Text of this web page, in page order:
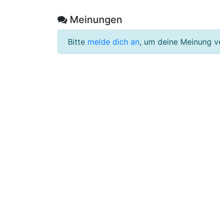
Meinungen
Bitte melde dich an, um deine Meinung